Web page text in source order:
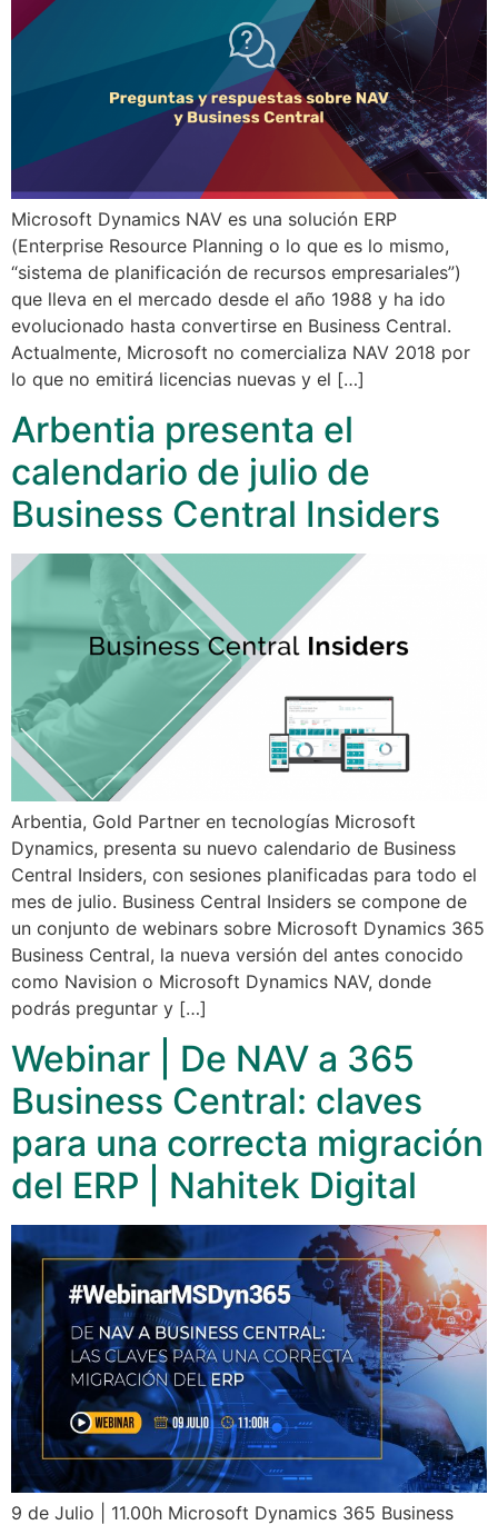
Microsoft Dynamics NAV es una solución ERP
(Enterprise Resource Planning o lo que es lo mismo,
“sistema de planificación de recursos empresariales”)
que lleva en el mercado desde el año 1988 y ha ido
evolucionado hasta convertirse en Business Central.
Actualmente, Microsoft no comercializa NAV 2018 por
lo que no emitirá licencias nuevas y el […]
Arbentia presenta el
calendario de julio de
Business Central Insiders
Arbentia, Gold Partner en tecnologías Microsoft
Dynamics, presenta su nuevo calendario de Business
Central Insiders, con sesiones planificadas para todo el
mes de julio. Business Central Insiders se compone de
un conjunto de webinars sobre Microsoft Dynamics 365
Business Central, la nueva versión del antes conocido
como Navision o Microsoft Dynamics NAV, donde
podrás preguntar y […]
Webinar | De NAV a 365
Business Central: claves
para una correcta migración
del ERP | Nahitek Digital
9 de Julio | 11.00h Microsoft Dynamics 365 Business